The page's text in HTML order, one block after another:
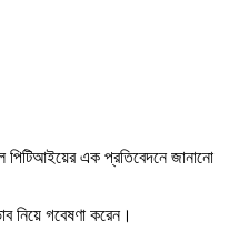
পিটিআইয়ের এক প্রতিবেদনে জানানো
নিয়ে গবেষণা করেন।